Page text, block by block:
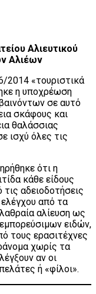
Αλιευτικού
Αλιέων
2014 «τουριστικά
η υποχρέωση
σε αυτό
σκάφους και
θαλάσσιας
ισχύ όλες τις
ότι η
κάθε είδους
αδειοδοτήσεις
από τα
αλίευση ως
ειδών,
τους ερασιτέχνες
χωρίς τα
αν οι
ή «φίλοι».